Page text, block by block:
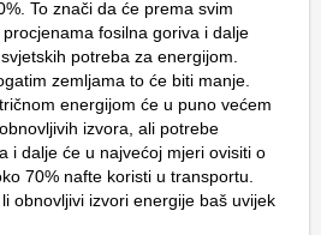
To znači da će prema svim
fosilna goriva i dalje
potreba za energijom.
zemljama to će biti manje.
energijom će u puno većem
izvora, ali potrebe
i dalje će u najvećoj mjeri ovisiti o
70% nafte koristi u transportu.
obnovljivi izvori energije baš uvijek